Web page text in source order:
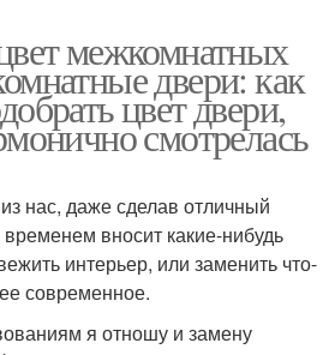
межкомнатных
двери: как
цвет двери,
смотрелась
нас, даже сделав отличный
вносит какие-нибудь
интерьер, или заменить что-
современное.
я отношу и замену